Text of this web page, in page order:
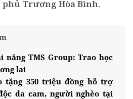
Trương Hòa Bình.
năng TMS Group: Trao học
lai
tặng 350 triệu đồng hỗ trợ
da cam, người nghèo tại